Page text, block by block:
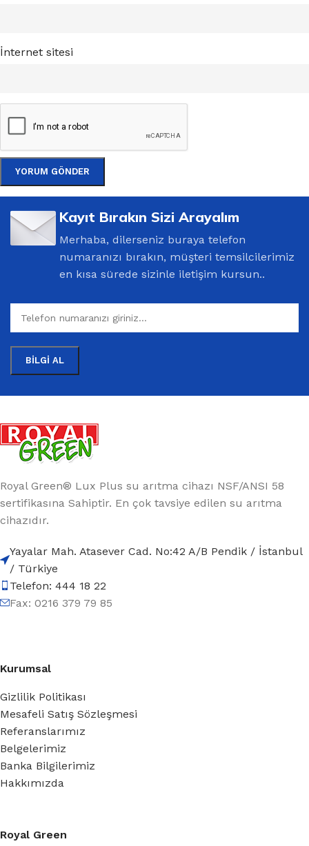
İnternet sitesi
Kayıt Bırakın Sizi Arayalım
Merhaba, dilerseniz buraya telefon
numaranızı bırakın, müşteri temsilcilerimiz
en kısa sürede sizinle iletişim kursun..
Royal Green® Lux Plus su arıtma cihazı NSF/ANSI 58
sertifikasına Sahiptir. En çok tavsiye edilen su arıtma
cihazıdır.
Yayalar Mah. Atasever Cad. No:42 A/B Pendik / İstanbul
/ Türkiye
Telefon: 444 18 22
Fax: 0216 379 79 85
Kurumsal
Gizlilik Politikası
Mesafeli Satış Sözleşmesi
Referanslarımız
Belgelerimiz
Banka Bilgilerimiz
Hakkımızda
Royal Green